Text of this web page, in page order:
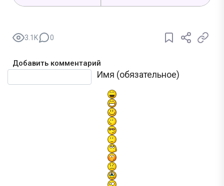
3.1K 0
Добавить комментарий
Имя (обязательное)
Текст комментария